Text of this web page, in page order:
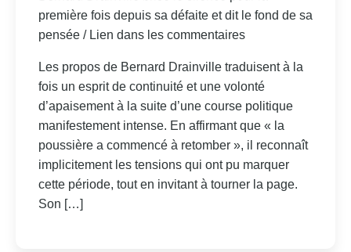
première fois depuis sa défaite et dit le fond de sa
pensée / Lien dans les commentaires
Les propos de Bernard Drainville traduisent à la
fois un esprit de continuité et une volonté
d’apaisement à la suite d’une course politique
manifestement intense. En affirmant que « la
poussière a commencé à retomber », il reconnaît
implicitement les tensions qui ont pu marquer
cette période, tout en invitant à tourner la page.
Son […]